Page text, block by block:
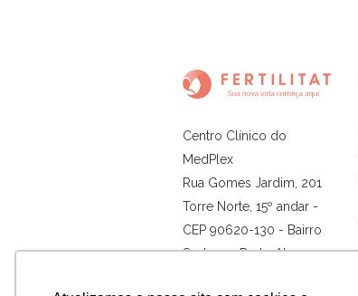
Centro Clínico do
MedPlex
Rua Gomes Jardim, 201
Torre Norte, 15º andar -
CEP 90620-130 - Bairro
Santana - Porto Alegre -